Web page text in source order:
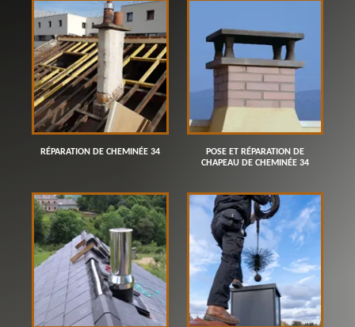
RÉPARATION DE CHEMINÉE 34
POSE ET RÉPARATION DE
CHAPEAU DE CHEMINÉE 34